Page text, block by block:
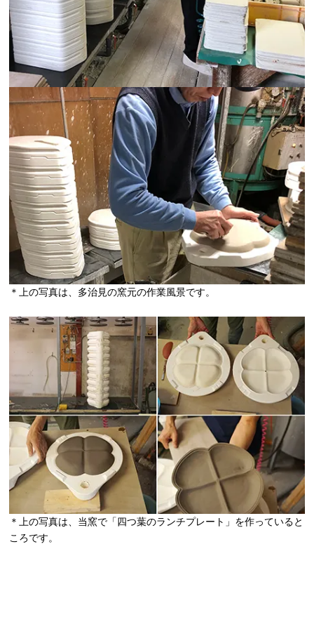
＊上の写真は、多治見の窯元の作業風景です。
＊上の写真は、当窯で「四つ葉のランチプレート」を作っていると
ころです。